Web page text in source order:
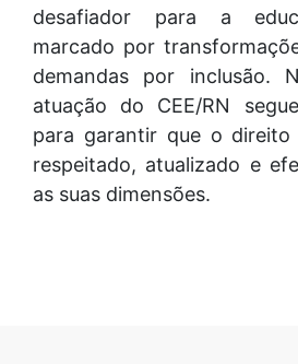
desafiador para a
marcado por
demandas por inclusão.
atuação do CEE/RN
para garantir que o direito
respeitado, atualizado e
as suas dimensões.